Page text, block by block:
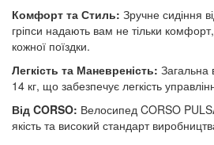
Комфорт та Стиль: Зручне сидіння
гріпси надають вам не тільки комфорт,
кожної поїздки.
Легкість та Маневреність: Загальна
14 кг, що забезпечує легкість
Від CORSO: Велосипед CORSO
якість та високий стандарт